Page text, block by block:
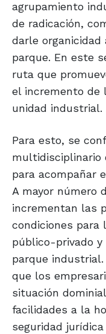
agrupamiento
de radicación,
darle
parque. En este
ruta que
el incremento de
unidad industrial.
Para esto, se
multidisciplinario
para acompañar
A mayor número
incrementan las
condiciones para
público-privado
parque
que los
situación
facilidades a la
seguridad